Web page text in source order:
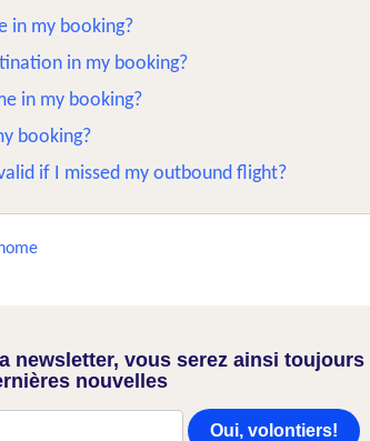
in my booking?
in my booking?
in my booking?
booking?
if I missed my outbound flight?
newsletter, vous serez ainsi toujours
nouvelles
Oui, volontiers!